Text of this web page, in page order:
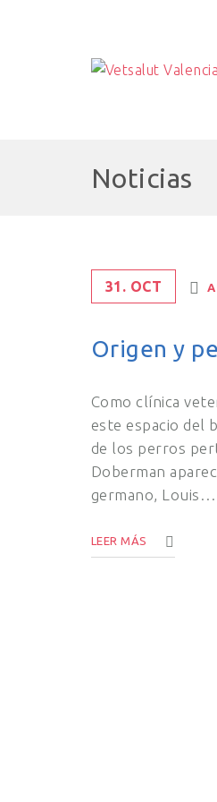
Noticias
31. OCT
Origen y
Como clínica
este espacio del
de los perros
Doberman
germano, Louis…
LEER MÁS